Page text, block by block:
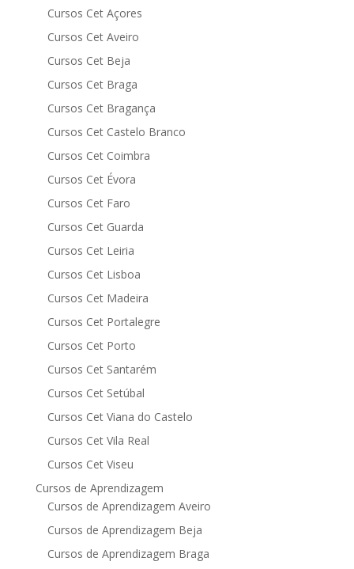
Cursos Cet Açores
Cursos Cet Aveiro
Cursos Cet Beja
Cursos Cet Braga
Cursos Cet Bragança
Cursos Cet Castelo Branco
Cursos Cet Coimbra
Cursos Cet Évora
Cursos Cet Faro
Cursos Cet Guarda
Cursos Cet Leiria
Cursos Cet Lisboa
Cursos Cet Madeira
Cursos Cet Portalegre
Cursos Cet Porto
Cursos Cet Santarém
Cursos Cet Setúbal
Cursos Cet Viana do Castelo
Cursos Cet Vila Real
Cursos Cet Viseu
Cursos de Aprendizagem
Cursos de Aprendizagem Aveiro
Cursos de Aprendizagem Beja
Cursos de Aprendizagem Braga